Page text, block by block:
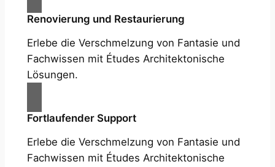
Renovierung und Restaurierung
Erlebe die Verschmelzung von Fantasie und
Fachwissen mit Études Architektonische
Lösungen.
Fortlaufender Support
Erlebe die Verschmelzung von Fantasie und
Fachwissen mit Études Architektonische